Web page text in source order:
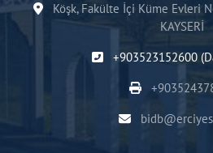
Köşk, Fakülte İçi Küme Evleri
KAYSERİ
+903523152600